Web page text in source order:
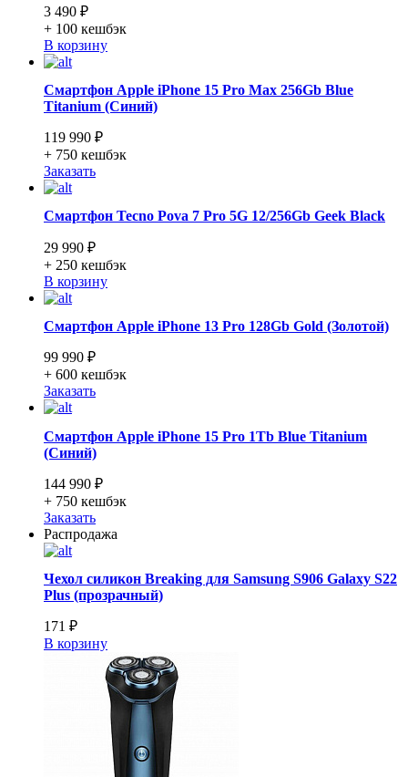
3 490 ₽
+ 100 кешбэк
В корзину
Смартфон Apple iPhone 15 Pro Max 256Gb Blue
Titanium (Синий)
119 990 ₽
+ 750 кешбэк
Заказать
Смартфон Tecno Pova 7 Pro 5G 12/256Gb Geek Black
29 990 ₽
+ 250 кешбэк
В корзину
Смартфон Apple iPhone 13 Pro 128Gb Gold (Золотой)
99 990 ₽
+ 600 кешбэк
Заказать
Смартфон Apple iPhone 15 Pro 1Tb Blue Titanium
(Синий)
144 990 ₽
+ 750 кешбэк
Заказать
Распродажа
Чехол силикон Breaking для Samsung S906 Galaxy S22
Plus (прозрачный)
171 ₽
В корзину